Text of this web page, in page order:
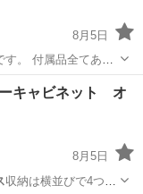
8月5日
す。 付属品全てあり
付けします。
キャビネット オ
8月5日
収納は横並びで4つぴ